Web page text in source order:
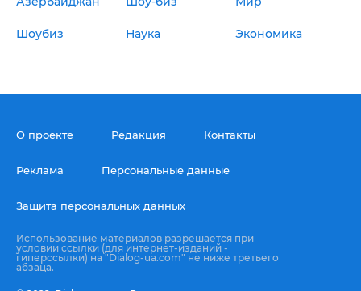
Шоубиз Наука Экономика
О проекте Редакция Контакты
Реклама Персональные данные
Защита персональных данных
Использование материалов разрешается при
условии ссылки (для интернет-изданий -
гиперссылки) на "Dialog-ua.com" не ниже третьего
абзаца.